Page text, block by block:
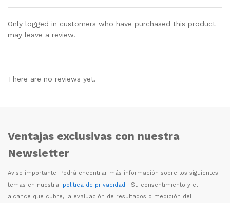
Only logged in customers who have purchased this product
may leave a review.
There are no reviews yet.
Ventajas exclusivas con nuestra
Newsletter
Aviso importante: Podrá encontrar más información sobre los siguientes
temas en nuestra: política de privacidad. Su consentimiento y el
alcance que cubre, la evaluación de resultados o medición del